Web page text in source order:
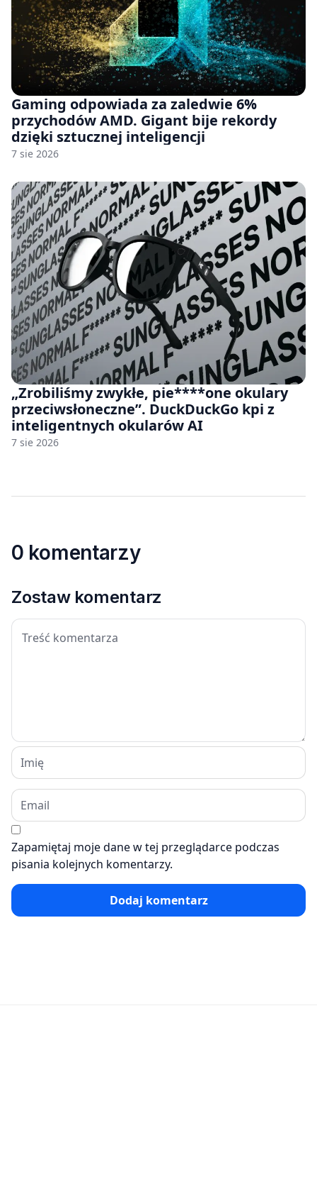
Gaming odpowiada za zaledwie 6%
przychodów AMD. Gigant bije rekordy
dzięki sztucznej inteligencji
7 sie 2026
„Zrobiliśmy zwykłe, pie****one okulary
przeciwsłoneczne”. DuckDuckGo kpi z
inteligentnych okularów AI
7 sie 2026
0 komentarzy
Zostaw komentarz
Zapamiętaj moje dane w tej przeglądarce podczas
pisania kolejnych komentarzy.
Dodaj komentarz